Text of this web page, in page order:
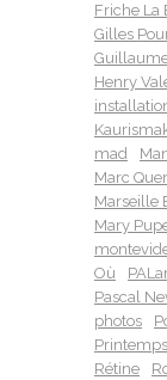
Friche La
Gilles
Henry
mad
Marc Quer
Marseille
Mary
Où
Pascal
photos
Rétine